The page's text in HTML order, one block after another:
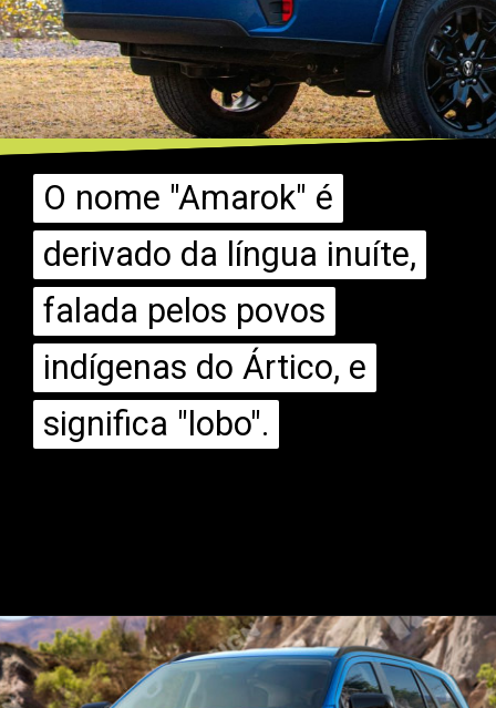
O nome "Amarok" é
derivado da língua inuíte,
falada pelos povos
indígenas do Ártico, e
significa "lobo".
O nome "Amarok" é
derivado da língua inuíte,
falada pelos povos
indígenas do Ártico, e
significa "lobo".
Opening https://mundofixa.com.br/desenvolvido-digitalmente-suv-da-vw-amarok-poderia-tirar-o-sono-da-toyota-sw4/